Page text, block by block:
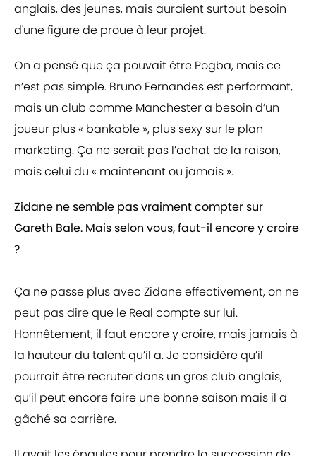
anglais, des jeunes, mais auraient surtout besoin
d'une figure de proue à leur projet.
On a pensé que ça pouvait être Pogba, mais ce
n’est pas simple. Bruno Fernandes est performant,
mais un club comme Manchester a besoin d’un
joueur plus « bankable », plus sexy sur le plan
marketing. Ça ne serait pas l’achat de la raison,
mais celui du « maintenant ou jamais ».
Zidane ne semble pas vraiment compter sur
Gareth Bale. Mais selon vous, faut-il encore y croire
?
Ça ne passe plus avec Zidane effectivement, on ne
peut pas dire que le Real compte sur lui.
Honnêtement, il faut encore y croire, mais jamais à
la hauteur du talent qu’il a. Je considère qu’il
pourrait être recruter dans un gros club anglais,
qu’il peut encore faire une bonne saison mais il a
gâché sa carrière.